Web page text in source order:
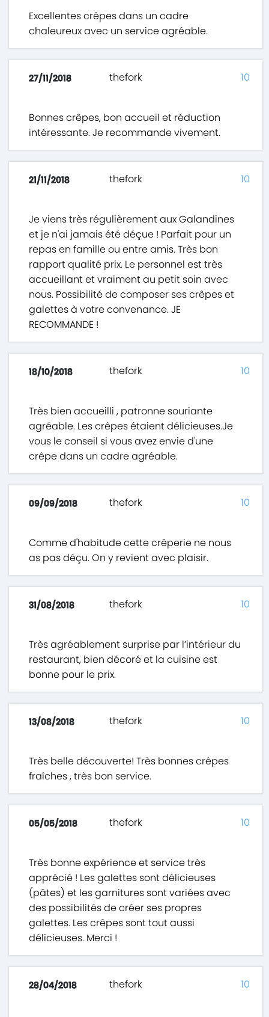
Excellentes crêpes dans un cadre
chaleureux avec un service agréable.
27/11/2018 thefork
Bonnes crêpes, bon accueil et réduction
intéressante. Je recommande vivement.
10
21/11/2018 thefork
Je viens très régulièrement aux Galandines
et je n'ai jamais été déçue ! Parfait pour un
repas en famille ou entre amis. Très bon
rapport qualité prix. Le personnel est très
accueillant et vraiment au petit soin avec
nous. Possibilité de composer ses crêpes et
galettes à votre convenance. JE
RECOMMANDE !
10
18/10/2018 thefork
Très bien accueilli , patronne souriante
agréable. Les crêpes étaient délicieuses.Je
vous le conseil si vous avez envie d'une
crêpe dans un cadre agréable.
10
09/09/2018 thefork
Comme d'habitude cette crêperie ne nous
as pas déçu. On y revient avec plaisir.
10
31/08/2018 thefork
Très agréablement surprise par l’intérieur du
restaurant, bien décoré et la cuisine est
bonne pour le prix.
10
13/08/2018 thefork
Très belle découverte! Très bonnes crêpes
fraîches , très bon service.
10
05/05/2018 thefork
Très bonne expérience et service très
apprécié ! Les galettes sont délicieuses
(pâtes) et les garnitures sont variées avec
des possibilités de créer ses propres
galettes. Les crêpes sont tout aussi
délicieuses. Merci !
10
28/04/2018 thefork 10